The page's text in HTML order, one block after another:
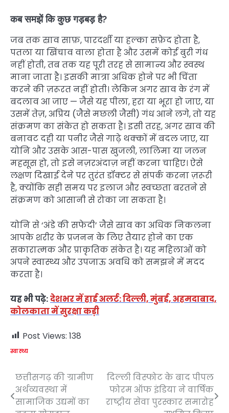
कब समझें कि कुछ गड़बड़ है?
जब तक स्राव साफ़, पारदर्शी या हल्का सफ़ेद होता है,
पतला या खिंचाव वाला होता है और उसमें कोई बुरी गंध
नहीं होती, तब तक यह पूरी तरह से सामान्य और स्वस्थ
माना जाता है। इसकी मात्रा अधिक होने पर भी चिंता
करने की ज़रूरत नहीं होती। लेकिन अगर स्राव के रंग में
बदलाव आ जाए — जैसे यह पीला, हरा या भूरा हो जाए, या
उसमें तेज़, अप्रिय (जैसे मछली जैसी) गंध आने लगे, तो यह
संक्रमण का संकेत हो सकता है। इसी तरह, अगर स्राव की
बनावट दही या पनीर जैसे गाढ़े थक्कों में बदल जाए, या
योनि और उसके आस-पास खुजली, लालिमा या जलन
महसूस हो, तो इसे नज़रअंदाज़ नहीं करना चाहिए। ऐसे
लक्षण दिखाई देने पर तुरंत डॉक्टर से संपर्क करना ज़रूरी
है, क्योंकि सही समय पर इलाज और स्वच्छता बरतने से
संक्रमण को आसानी से रोका जा सकता है।
योनि से ‘अंडे की सफेदी’ जैसे स्राव का अधिक निकलना
आपके शरीर के प्रजनन के लिए तैयार होने का एक
सकारात्मक और प्राकृतिक संकेत है। यह महिलाओं को
अपने स्वास्थ्य और उपजाऊ अवधि को समझने में मदद
करता है।
यह भी पढ़े:देशभर में हाई अलर्ट: दिल्ली, मुंबई, अहमदाबाद,
कोलकाता में सुरक्षा कड़ी
Post Views: 138
स्वास्थ्य
Post
navigation
छत्तीसगढ़ की ग्रामीण
अर्थव्यवस्था में
सामाजिक उद्यमों का
दिल्ली विस्फोट के बाद पीपल
फोरम ऑफ इंडिया ने वार्षिक
राष्ट्रीय सेवा पुरस्कार समारोह